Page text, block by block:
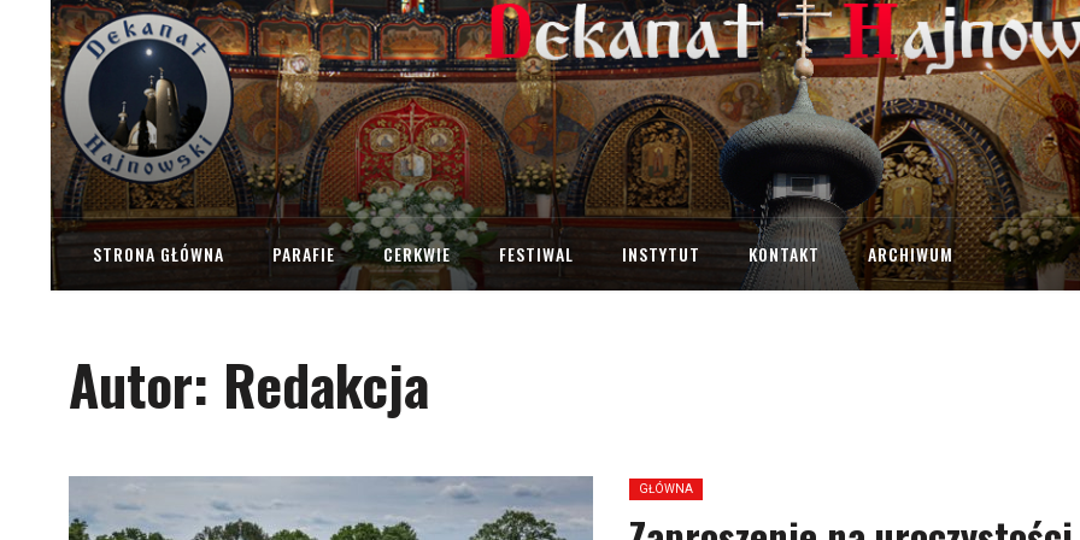
STRONA GŁÓWNA PARAFIE CERKWIE FESTIWAL INSTYTUT KONTAKT ARCHIWUM
Autor: Redakcja
GŁÓWNA